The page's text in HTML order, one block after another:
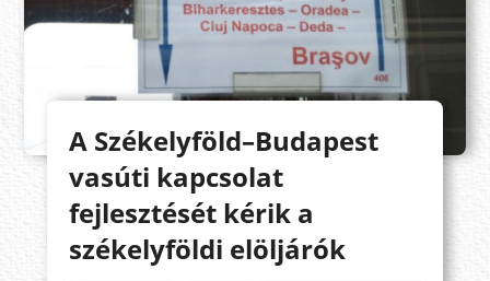
A Székelyföld–Budapest
vasúti kapcsolat
fejlesztését kérik a
székelyföldi elöljárók